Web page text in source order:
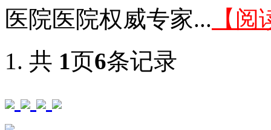
医院医院权威专家... 【
共 1页6条记录